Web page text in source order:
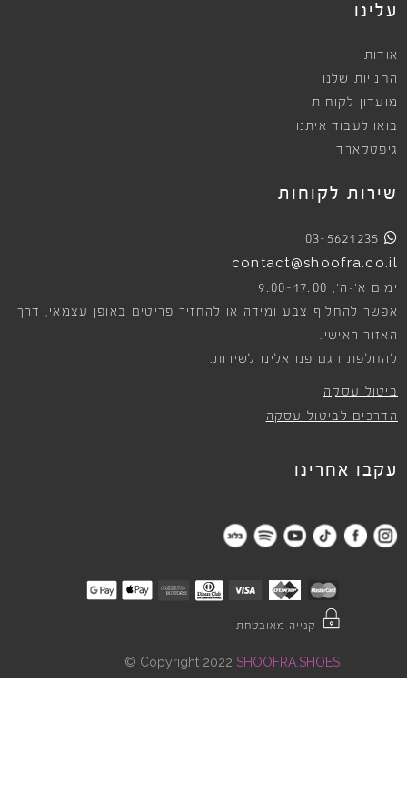
עלינו
אודות
החנויות שלנו
מועדון לקוחות
בואו לעבוד איתנו
גיפטקארד
שירות לקוחות
03-5621235
contact@shoofra.co.il
ימים א׳-ה׳, 9:00-17:00
אפשר להחליף צבע ומידה או להחזיר פריטים באופן עצמאי, דרך
האזור האישי.
להחלפת דגם פנו אלינו לשירות.
ביטול עסקה
הדרכים לביטול עסקה
עקבו אחרינו
קנייה מאובטחת
Copyright 2022 SHOOFRA.SHOES
©